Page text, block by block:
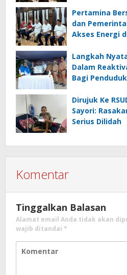
Pertamina
dan
Akses Energi
Langkah
Dalam
Bagi
Dirujuk Ke
Sayori:
Serius Dilidah
Komentar
Tinggalkan Balasan
Alamat email Anda tidak akan
wajib ditandai *